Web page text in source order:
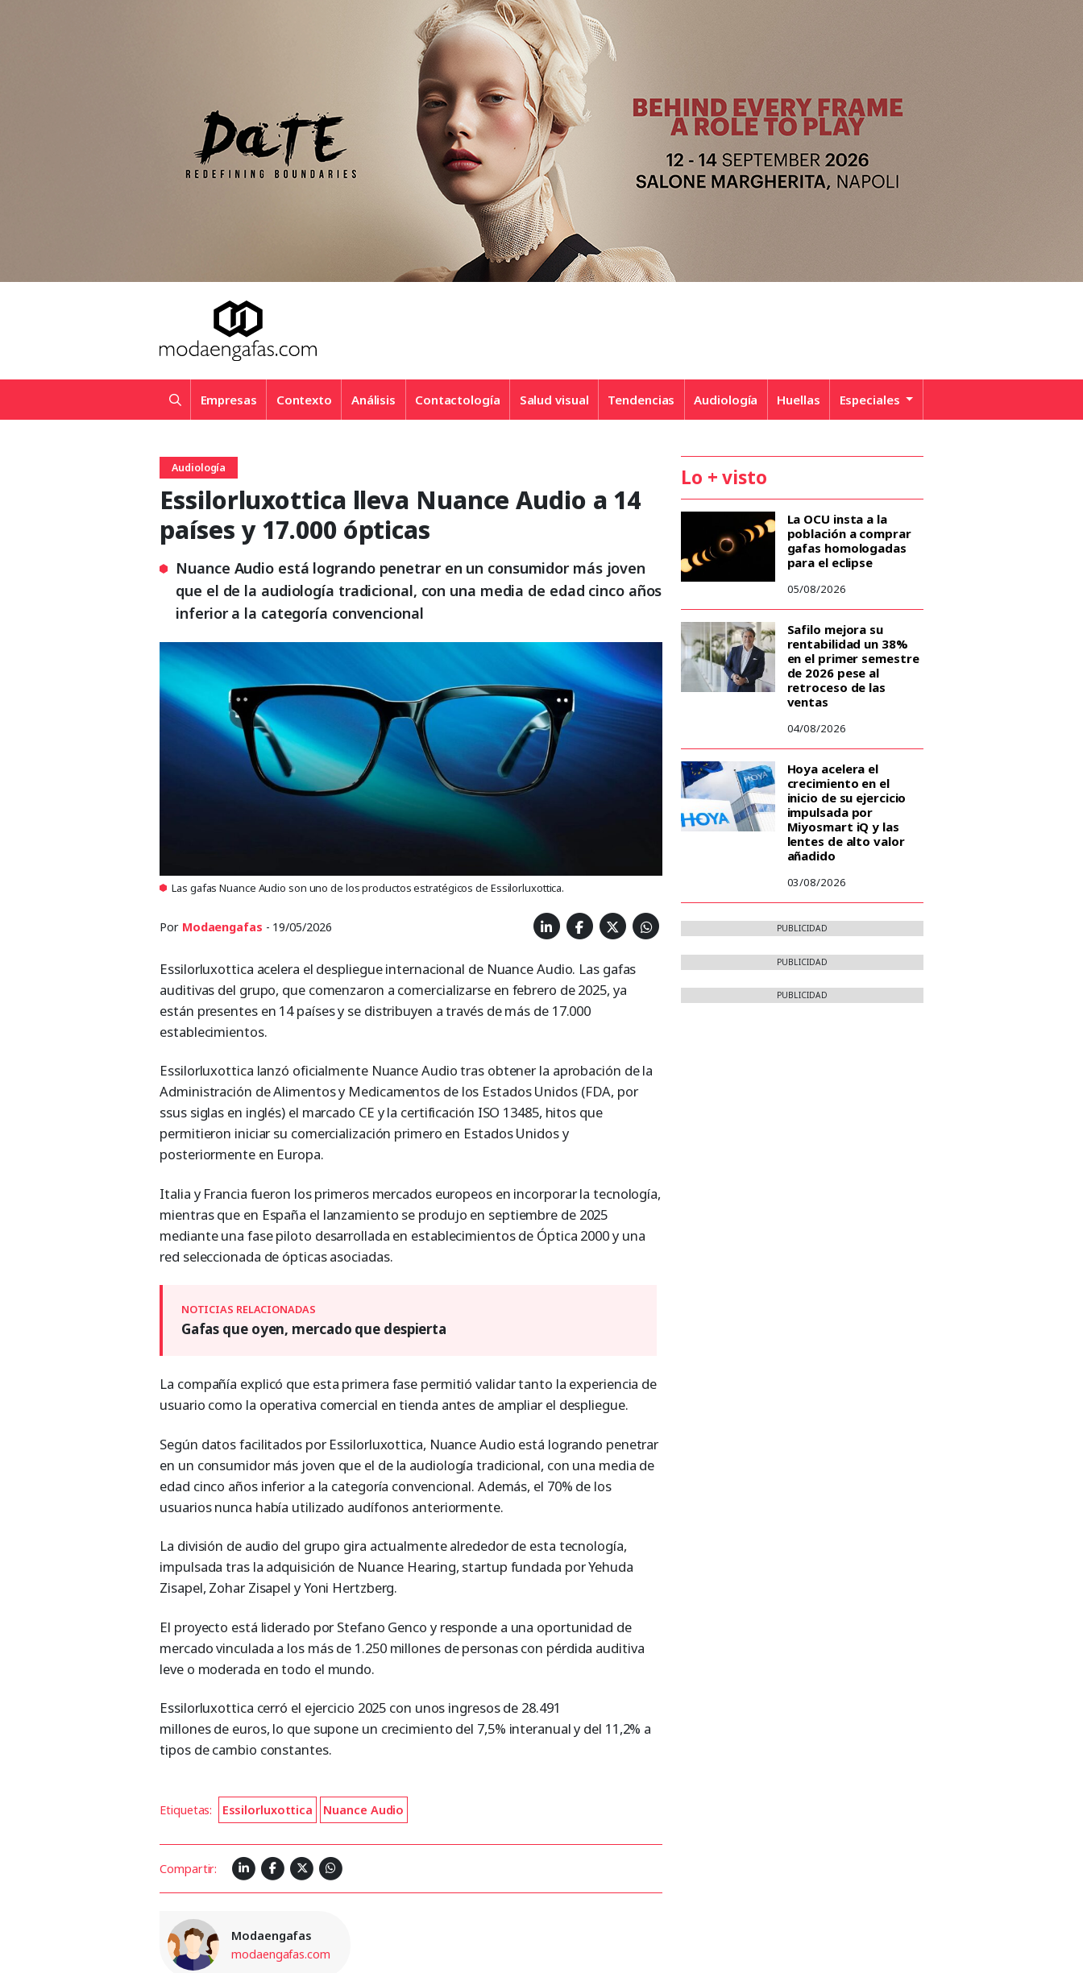
Empresas Contexto Análisis Contactología Salud visual Tendencias Audiología Huellas Especiales
Audiología
Essilorluxottica lleva Nuance Audio a 14
países y 17.000 ópticas
Nuance Audio está logrando penetrar en un consumidor más joven
que el de la audiología tradicional, con una media de edad cinco años
inferior a la categoría convencional
Las gafas Nuance Audio son uno de los productos estratégicos de Essilorluxottica.
Por Modaengafas - 19/05/2026
Essilorluxottica acelera el despliegue internacional de Nuance Audio. Las gafas
auditivas del grupo, que comenzaron a comercializarse en febrero de 2025, ya
están presentes en 14 países y se distribuyen a través de más de 17.000
establecimientos.
Essilorluxottica lanzó oficialmente Nuance Audio tras obtener la aprobación de la
Administración de Alimentos y Medicamentos de los Estados Unidos (FDA, por
ssus siglas en inglés) el marcado CE y la certificación ISO 13485, hitos que
permitieron iniciar su comercialización primero en Estados Unidos y
posteriormente en Europa.
Italia y Francia fueron los primeros mercados europeos en incorporar la tecnología,
mientras que en España el lanzamiento se produjo en septiembre de 2025
mediante una fase piloto desarrollada en establecimientos de Óptica 2000 y una
red seleccionada de ópticas asociadas.
Gafas que oyen, mercado que despierta
La compañía explicó que esta primera fase permitió validar tanto la experiencia de
usuario como la operativa comercial en tienda antes de ampliar el despliegue.
Según datos facilitados por Essilorluxottica, Nuance Audio está logrando penetrar
en un consumidor más joven que el de la audiología tradicional, con una media de
edad cinco años inferior a la categoría convencional. Además, el 70% de los
usuarios nunca había utilizado audífonos anteriormente.
La división de audio del grupo gira actualmente alrededor de esta tecnología,
impulsada tras la adquisición de Nuance Hearing, startup fundada por Yehuda
Zisapel, Zohar Zisapel y Yoni Hertzberg.
El proyecto está liderado por Stefano Genco y responde a una oportunidad de
mercado vinculada a los más de 1.250 millones de personas con pérdida auditiva
leve o moderada en todo el mundo.
Essilorluxottica cerró el ejercicio 2025 con unos ingresos de 28.491
millones de euros, lo que supone un crecimiento del 7,5% interanual y del 11,2% a
tipos de cambio constantes.
Etiquetas: Essilorluxottica Nuance Audio
Compartir:
Modaengafas
modaengafas.com
Lo + visto
La OCU insta a la
población a comprar
gafas homologadas
para el eclipse
05/08/2026
Safilo mejora su
rentabilidad un 38%
en el primer semestre
de 2026 pese al
retroceso de las
ventas
04/08/2026
Hoya acelera el
crecimiento en el
inicio de su ejercicio
impulsada por
Miyosmart iQ y las
lentes de alto valor
añadido
03/08/2026
PUBLICIDAD
PUBLICIDAD
PUBLICIDAD